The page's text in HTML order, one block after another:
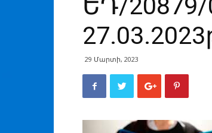
ԵԴ/
29 Մարտի, 2023